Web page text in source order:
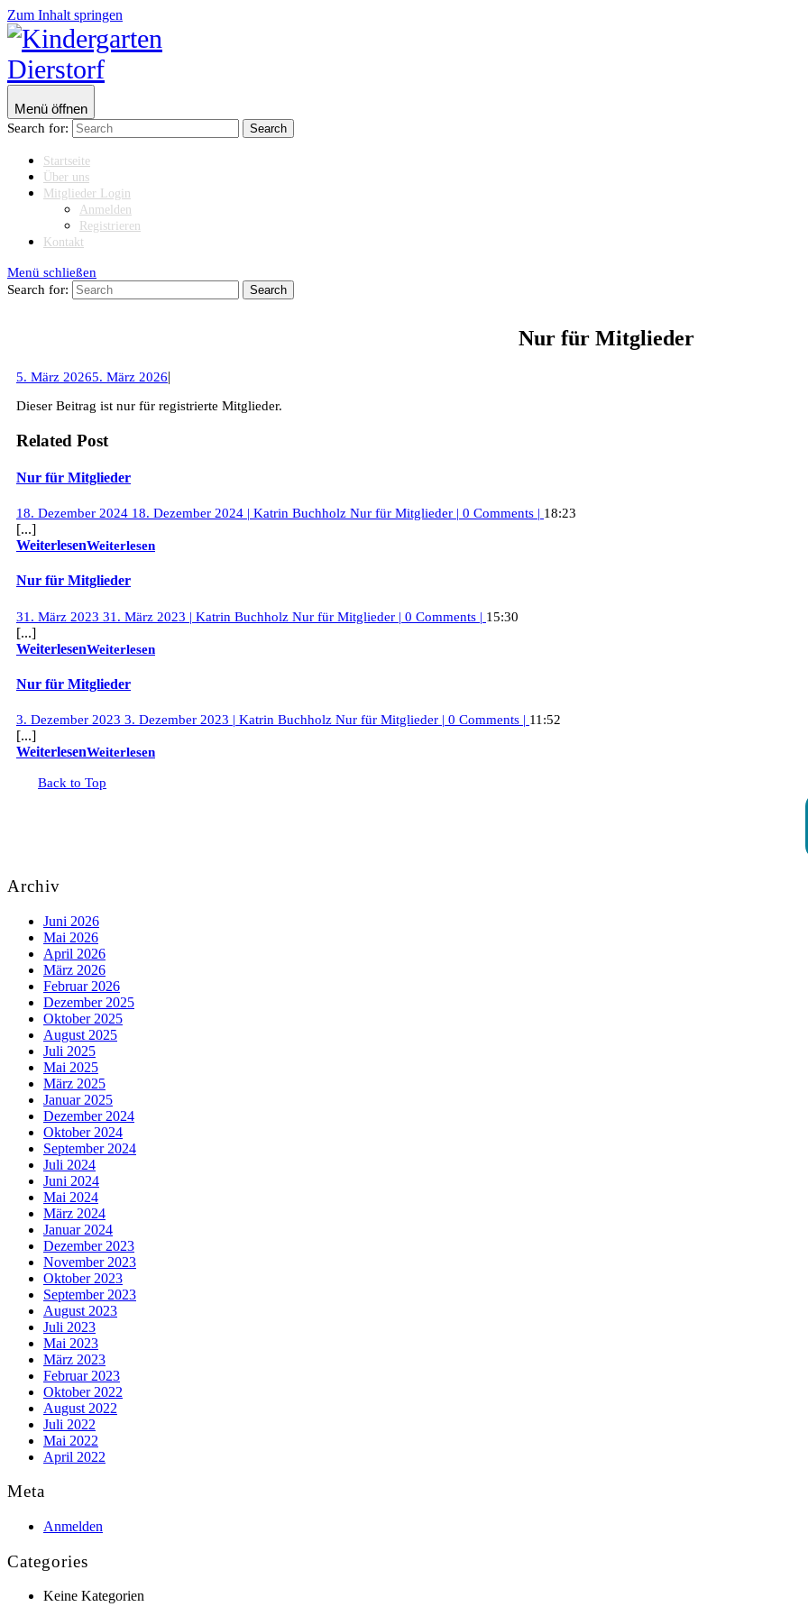
Zum Inhalt springen
Menü öffnen
Search for:
Startseite
Über uns
Mitglieder Login
Anmelden
Registrieren
Kontakt
Menü schließen
Search for:
Nur für Mitglieder
5. März 20265. März 2026|
Dieser Beitrag ist nur für registrierte Mitglieder.
Related Post
Nur für Mitglieder
18. Dezember 2024 18. Dezember 2024 | Katrin Buchholz Nur für Mitglieder | 0 Comments | 18:23
[...]
WeiterlesenWeiterlesen
Nur für Mitglieder
31. März 2023 31. März 2023 | Katrin Buchholz Nur für Mitglieder | 0 Comments | 15:30
[...]
WeiterlesenWeiterlesen
Nur für Mitglieder
3. Dezember 2023 3. Dezember 2023 | Katrin Buchholz Nur für Mitglieder | 0 Comments | 11:52
[...]
WeiterlesenWeiterlesen
Back to Top
Archiv
Juni 2026
Mai 2026
April 2026
März 2026
Februar 2026
Dezember 2025
Oktober 2025
August 2025
Juli 2025
Mai 2025
März 2025
Januar 2025
Dezember 2024
Oktober 2024
September 2024
Juli 2024
Juni 2024
Mai 2024
März 2024
Januar 2024
Dezember 2023
November 2023
Oktober 2023
September 2023
August 2023
Juli 2023
Mai 2023
März 2023
Februar 2023
Oktober 2022
August 2022
Juli 2022
Mai 2022
April 2022
Meta
Anmelden
Categories
Keine Kategorien